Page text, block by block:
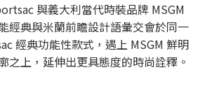
與義大利當代時裝品牌 MSGM
經典與米蘭前瞻設計語彙交會於同一
經典功能性款式，遇上 MSGM 鮮明
之上，延伸出更具態度的時尚詮釋。